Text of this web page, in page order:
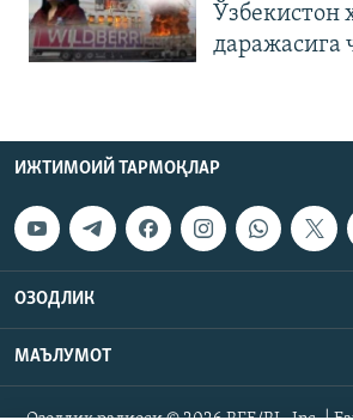
Ўзбекистон
даражасига
ИЖТИМОИЙ ТАРМОҚЛАР
ОЗОДЛИК
МАЪЛУМОТ